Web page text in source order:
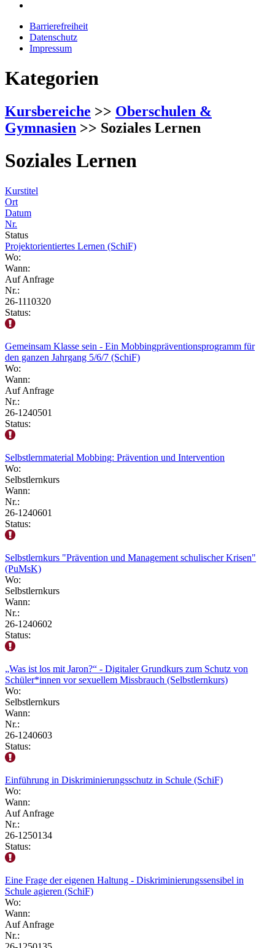
Barrierefreiheit
Datenschutz
Impressum
Kategorien
Kursbereiche >> Oberschulen &
Gymnasien >> Soziales Lernen
Soziales Lernen
Kurstitel
Ort
Datum
Nr.
Status
Projektorientiertes Lernen (SchiF)
Wo:
Wann:
Auf Anfrage
Nr.:
26-1110320
Status:
Gemeinsam Klasse sein - Ein Mobbingpräventionsprogramm für
den ganzen Jahrgang 5/6/7 (SchiF)
Wo:
Wann:
Auf Anfrage
Nr.:
26-1240501
Status:
Selbstlernmaterial Mobbing: Prävention und Intervention
Wo:
Selbstlernkurs
Wann:
Nr.:
26-1240601
Status:
Selbstlernkurs "Prävention und Management schulischer Krisen"
(PuMsK)
Wo:
Selbstlernkurs
Wann:
Nr.:
26-1240602
Status:
„Was ist los mit Jaron?“ - Digitaler Grundkurs zum Schutz von
Schüler*innen vor sexuellem Missbrauch (Selbstlernkurs)
Wo:
Selbstlernkurs
Wann:
Nr.:
26-1240603
Status:
Einführung in Diskriminierungsschutz in Schule (SchiF)
Wo:
Wann:
Auf Anfrage
Nr.:
26-1250134
Status:
Eine Frage der eigenen Haltung - Diskriminierungssensibel in
Schule agieren (SchiF)
Wo:
Wann:
Auf Anfrage
Nr.: